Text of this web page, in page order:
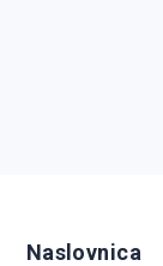
Naslovnica